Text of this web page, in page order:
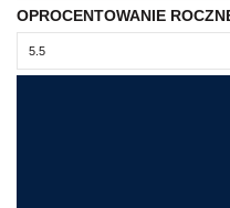
OPROCENTOWANIE